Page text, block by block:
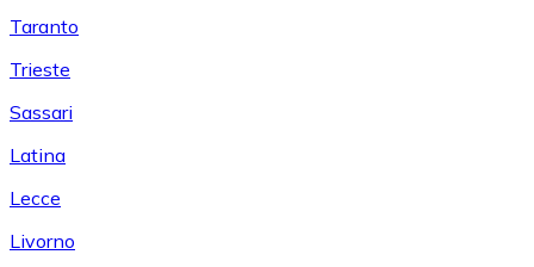
Taranto
Trieste
Sassari
Latina
Lecce
Livorno